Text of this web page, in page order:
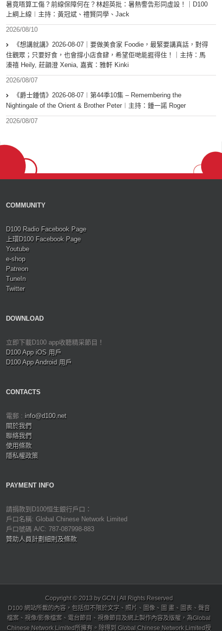
暑竟唔算工傷？前線保障何在？林超英批：暑熱警告形同虛設！｜D100
上綱上線︱主持：黃冠斌、禮賢同學、Jack
2026/08/10
《想講就講》2026-08-07｜要做美食家 Foodie，最緊要講真話，對得
住觀眾；只要好食，也會撐小店食肆，希望佢哋能捱得住！｜主持：馬
溱禧 Heily, 莊韻澄 Xenia, 嘉賓：雅軒 Kinki
2026/08/07
《爵士鍾情》2026-08-07︱第44季10集 – Remembering the
Nightingale of the Orient & Brother Peter︱主持：鍾一諾 Roger
2026/08/07
COMMUNITY
D100 Radio Facebook Page
上環D100 Facebook Page
Youtube
e-shop
Patreon
TuneIn
Twitter
DOWNLOAD
立即下載D100 app收聽精采節目！
D100 App iOS 用戶
D100 App Android 用戶
CONTACTS
電郵 : info@d100.net
關於我們
聯絡我們
使用條款
隱私權政策
PAYMENT INFO
請捐款到D100恒生銀行戶口：
戶口名稱: Global Chinese Network Limited
戶口號碼 A/C: 787-087998-883
贊助人員計劃細則及條款
Copyright © 2013 by GCN | All Rights Reserved
D100 網站所載的內容，包括但不限於文字、照片、圖像、圖 畫、圖表、聲音
檔案、視像/影像檔案、電台節目、視像節目及網上製作內容及版權，為Global
Chinese Network Limited所擁有。除得到 Global Chinese Network Limited授